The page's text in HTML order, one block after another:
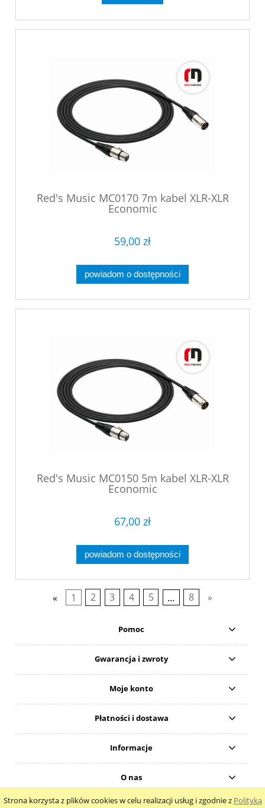
Strona korzysta z plików cookies w celu realizacji usług i zgodnie z Polityką
Red's Music MC0170 7m kabel XLR-XLR
Economic
59,00 zł
powiadom o dostępności
Red's Music MC0150 5m kabel XLR-XLR
Economic
67,00 zł
powiadom o dostępności
« 1 2 3 4 5 ... 8 »
Pomoc
Gwarancja i zwroty
Moje konto
Płatności i dostawa
Informacje
O nas